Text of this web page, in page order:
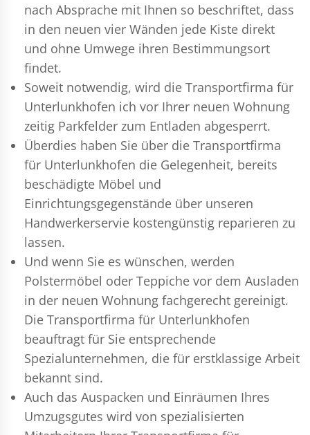
nach Absprache mit Ihnen so beschriftet, dass
in den neuen vier Wänden jede Kiste direkt
und ohne Umwege ihren Bestimmungsort
findet.
Soweit notwendig, wird die Transportfirma für
Unterlunkhofen ich vor Ihrer neuen Wohnung
zeitig Parkfelder zum Entladen abgesperrt.
Überdies haben Sie über die Transportfirma
für Unterlunkhofen die Gelegenheit, bereits
beschädigte Möbel und
Einrichtungsgegenstände über unseren
Handwerkerservie kostengünstig reparieren zu
lassen.
Und wenn Sie es wünschen, werden
Polstermöbel oder Teppiche vor dem Ausladen
in der neuen Wohnung fachgerecht gereinigt.
Die Transportfirma für Unterlunkhofen
beauftragt für Sie entsprechende
Spezialunternehmen, die für erstklassige Arbeit
bekannt sind.
Auch das Auspacken und Einräumen Ihres
Umzugsgutes wird von spezialisierten